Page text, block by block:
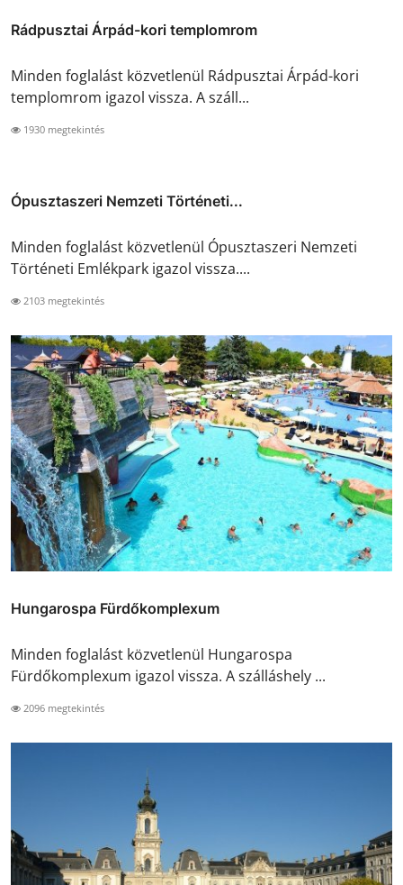
Rádpusztai Árpád-kori templomrom
Minden foglalást közvetlenül Rádpusztai Árpád-kori
templomrom igazol vissza. A száll...
1930 megtekintés
Ópusztaszeri Nemzeti Történeti...
Minden foglalást közvetlenül Ópusztaszeri Nemzeti
Történeti Emlékpark igazol vissza....
2103 megtekintés
Hungarospa Fürdőkomplexum
Minden foglalást közvetlenül Hungarospa
Fürdőkomplexum igazol vissza. A szálláshely ...
2096 megtekintés